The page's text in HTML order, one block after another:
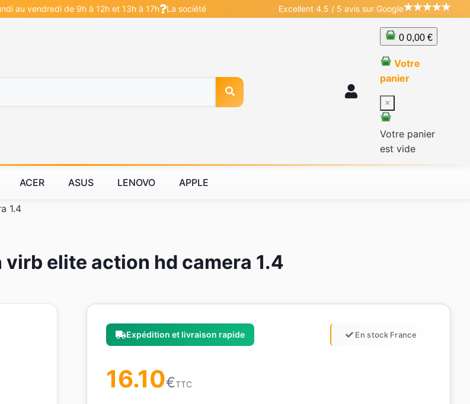
au vendredi de 9h à 12h et 13h à 17h La société Excellent 4.5 / 5 avis sur Google
0 0,00 €
Votre
panier
×
Votre panier
est vide
ACER ASUS LENOVO APPLE
1.4
elite action hd camera 1.4
Expédition et livraison rapide En stock France
16.10€TTC